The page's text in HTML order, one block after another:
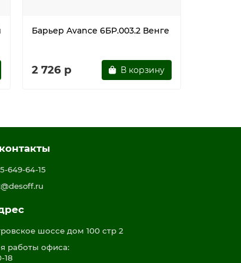
Барьер Avance 6БР.003.2 Венге
2 726 р В корзину
649-64-15
шоссе дом 100 стр 2
работы офиса:
18